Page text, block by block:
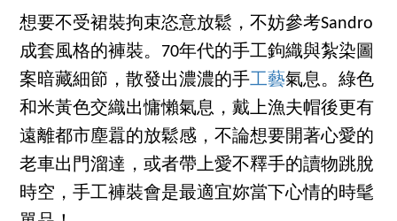
想要不受裙裝拘束恣意放鬆，不妨參考Sandro
成套風格的褲裝。70年代的手工鉤織與紮染圖
案暗藏細節，散發出濃濃的手工藝氣息。綠色
和米黃色交織出慵懶氣息，戴上漁夫帽後更有
遠離都市塵囂的放鬆感，不論想要開著心愛的
老車出門溜達，或者帶上愛不釋手的讀物跳脫
時空，手工褲裝會是最適宜妳當下心情的時髦